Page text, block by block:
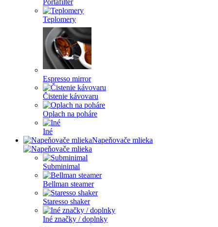
Portafilter
Teplomery
Espresso mirror
Čistenie kávovaru
Oplach na poháre
Iné
Napeňovače mlieka
Subminimal
Bellman steamer
Staresso shaker
Iné značky / doplnky